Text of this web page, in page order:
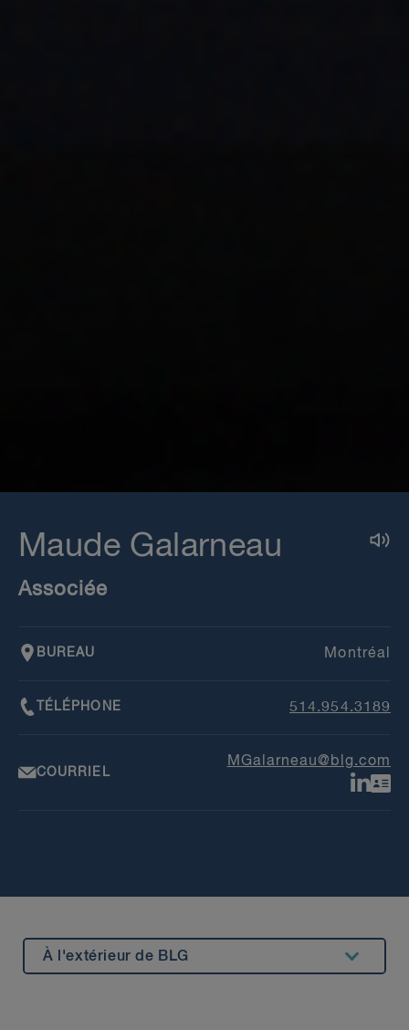
Maude Galarneau
Associée
BUREAU Montréal
TÉLÉPHONE 514.954.3189
COURRIEL
MGalarneau@blg.com
À l'extérieur de BLG